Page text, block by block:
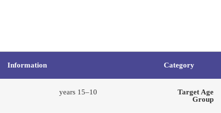
Category
Information
Target Age
Group
10–15 years